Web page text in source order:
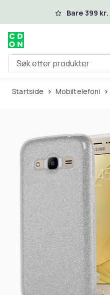
Hopp til hovedinnhold
Bare 399
Søk etter produkter
Startside Mobiltelefoni